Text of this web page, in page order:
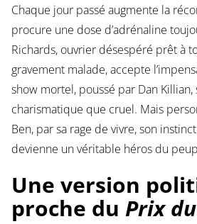
Chaque jour passé augmente la
procure une dose d’adrénaline
Richards, ouvrier désespéré prêt à
gravement malade, accepte
show mortel, poussé par Dan
charismatique que cruel. Mais
Ben, par sa rage de vivre, son
devienne un véritable héros du
Une version
proche du Prix